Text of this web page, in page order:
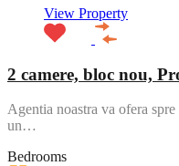
View Property
2 camere, bloc nou,
Agentia noastra va ofera
un…
Bedrooms